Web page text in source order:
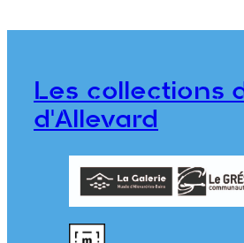
Maison Alpine
Les collections
d'Allevard